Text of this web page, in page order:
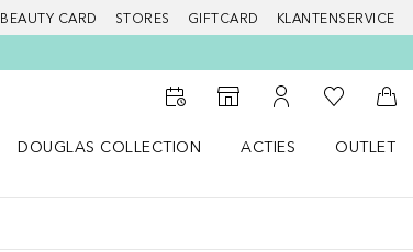
BEAUTY CARD STORES GIFTCARD KLANTENSERVICE
Naar StorefinderNaar Mijn Account
Naar Mijn
DOUGLAS COLLECTION
ACTIES
OUTLET